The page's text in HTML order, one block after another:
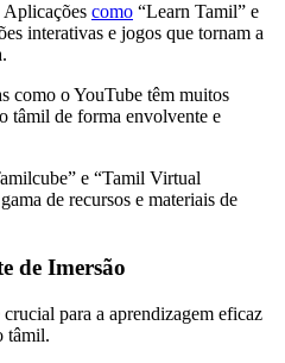
Aplicações como “Learn Tamil” e
interativas e jogos que tornam a
como o YouTube têm muitos
tâmil de forma envolvente e
e “Tamil Virtual
de recursos e materiais de
de Imersão
para a aprendizagem eficaz
tâmil.